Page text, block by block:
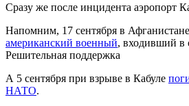
Сразу же после инцидента аэропорт
Напомним, 17 сентября в Афганистане
американский военный, входивший
Решительная поддержка
А 5 сентября при взрыве в Кабуле
НАТО.